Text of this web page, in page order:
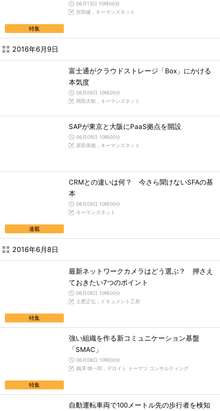
特集
06月13日 10時00分
宮田健，キーマンズネット
2016年6月9日
富士通がクラウドストレージ「Box」にかける
本気度
06月09日 10時00分
岡田大助，キーマンズネット
SAPが東京と大阪にPaaS拠点を開設
06月09日 10時00分
原田美穂，キーマンズネット
連載
CRMとの違いは何？ 今さら聞けないSFAの基
本
06月09日 10時00分
キーマンズネット
2016年6月8日
特集
最新ネットワークカメラはどう選ぶ？ 押さえ
ておきたい7つのポイント
06月08日 10時00分
土肥正弘，ドキュメント工房
特集
強い組織を作る新コミュニケーション基盤
「SMAC」
06月08日 10時00分
鵜澤 慎一郎，デロイト トーマツ コンサルティング
自動運転車両で100メートル先の歩行者を検知